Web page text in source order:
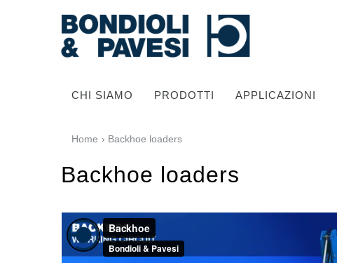
CHI SIAMO PRODOTTI APPLICAZIONI
Trasmissione di potenza
Home › Backhoe loaders
Backhoe loaders